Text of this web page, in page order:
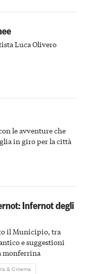
Luca Olivero
le avventure che
in giro per la città
Infernot degli
il Municipio, tra
e suggestioni
monferrina
& Cinema